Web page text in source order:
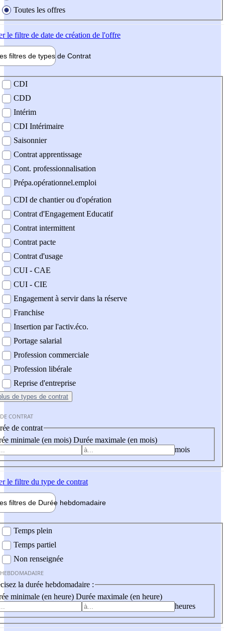
Toutes les offres
le filtre de date de création de l'offre
filtres de types de Contrat
contrat
CDI
CDD
Intérim
CDI Intérimaire
Saisonnier
Contrat apprentissage
Cont. professionnalisation
Prépa.opérationnel.emploi
CDI de chantier ou d'opération
Contrat d'Engagement Educatif
Contrat intermittent
Contrat pacte
Contrat d'usage
CUI - CAE
CUI - CIE
Engagement à servir dans la réserve
Franchise
Insertion par l'activ.éco.
Portage salarial
Profession commerciale
Profession libérale
Reprise d'entreprise
de types de contrat
CONTRAT
de contrat
minimale (en mois) Durée maximale (en mois)
mois
le filtre du type de contrat
filtres de Durée hebdomadaire
Temps plein
Temps partiel
Non renseignée
la durée hebdomadaire :
minimale (en heure) Durée maximale (en heure)
heures